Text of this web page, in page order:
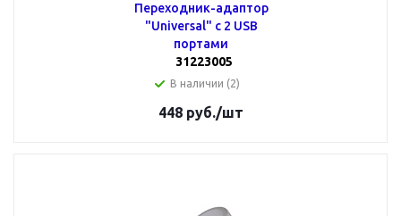
Переходник-адаптор
"Universal" с 2 USB
портами
31223005
В наличии (2)
448 руб./шт